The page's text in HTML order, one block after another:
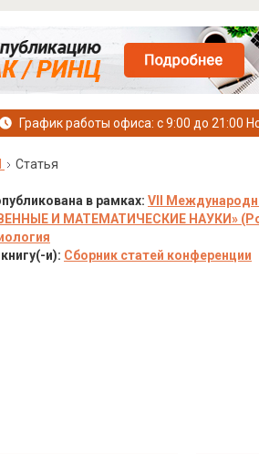
График работы офиса: с 9:00 до 21:00
Статья
в рамках: VII
И МАТЕМАТИЧЕСКИЕ НАУКИ»
и): Сборник статей конференции